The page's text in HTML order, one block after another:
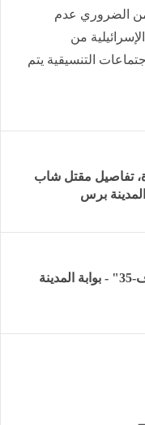
من الضروري عدم
من
التنسيقية يتم
تفاصيل مقتل شاب
برس
تحطم مقاتلة أميركية من طراز "إف-35" - بوابة المدينة